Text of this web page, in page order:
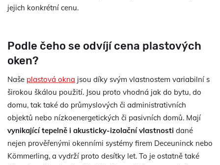
jejich konkrétní cenu.
Podle čeho se odvíjí cena plastových
oken?
Naše plastová okna jsou díky svým vlastnostem variabilní s
širokou škálou použití. Jsou proto vhodná jak do bytu, do
domu, tak také do průmyslových či administrativních
objektů nebo nízkoenergetických či pasivních domů. Mají
vynikající tepelně i akusticky-izolační vlastnosti dané
nejen prověřenými okenními systémy firem Deceuninck nebo
Kömmerling, a vydrží proto desítky let. To je ostatně také